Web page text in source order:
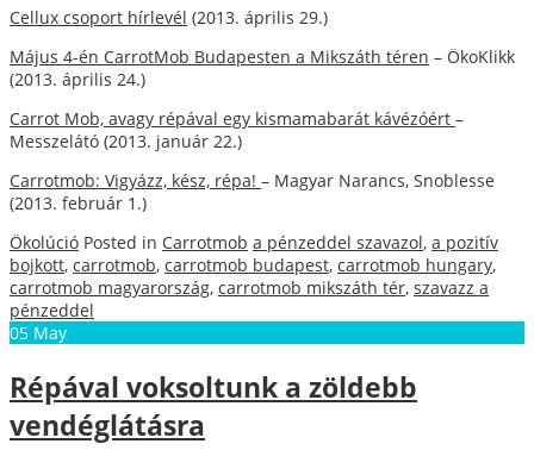
Cellux csoport hírlevél (2013. április 29.)
Május 4-én CarrotMob Budapesten a Mikszáth téren – ÖkoKlikk
(2013. április 24.)
Carrot Mob, avagy répával egy kismamabarát kávézóért –
Messzelátó (2013. január 22.)
Carrotmob: Vigyázz, kész, répa! – Magyar Narancs, Snoblesse
(2013. február 1.)
Ökolúció Posted in Carrotmob a pénzeddel szavazol, a pozitív
bojkott, carrotmob, carrotmob budapest, carrotmob hungary,
carrotmob magyarország, carrotmob mikszáth tér, szavazz a
pénzeddel
05 May
Répával voksoltunk a zöldebb
vendéglátásra